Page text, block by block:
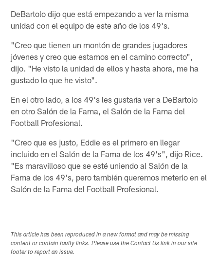
DeBartolo dijo que está empezando a ver la misma
unidad con el equipo de este año de los 49's.
"Creo que tienen un montón de grandes jugadores
jóvenes y creo que estamos en el camino correcto",
dijo. "He visto la unidad de ellos y hasta ahora, me ha
gustado lo que he visto".
En el otro lado, a los 49's les gustaría ver a DeBartolo
en otro Salón de la Fama, el Salón de la Fama del
Football Profesional.
"Creo que es justo, Eddie es el primero en llegar
incluido en el Salón de la Fama de los 49's", dijo Rice.
"Es maravilloso que se esté uniendo al Salón de la
Fama de los 49's, pero también queremos meterlo en el
Salón de la Fama del Football Profesional.
This article has been reproduced in a new format and may be missing
content or contain faulty links. Please use the Contact Us link in our site
footer to report an issue.